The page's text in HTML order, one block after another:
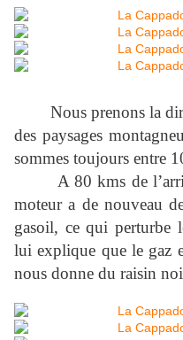
Nous prenons la
des paysages
sommes toujours entre
A 80 kms de
moteur a de nouveau
gasoil, ce qui perturbe
lui explique que le gaz
nous donne du raisin